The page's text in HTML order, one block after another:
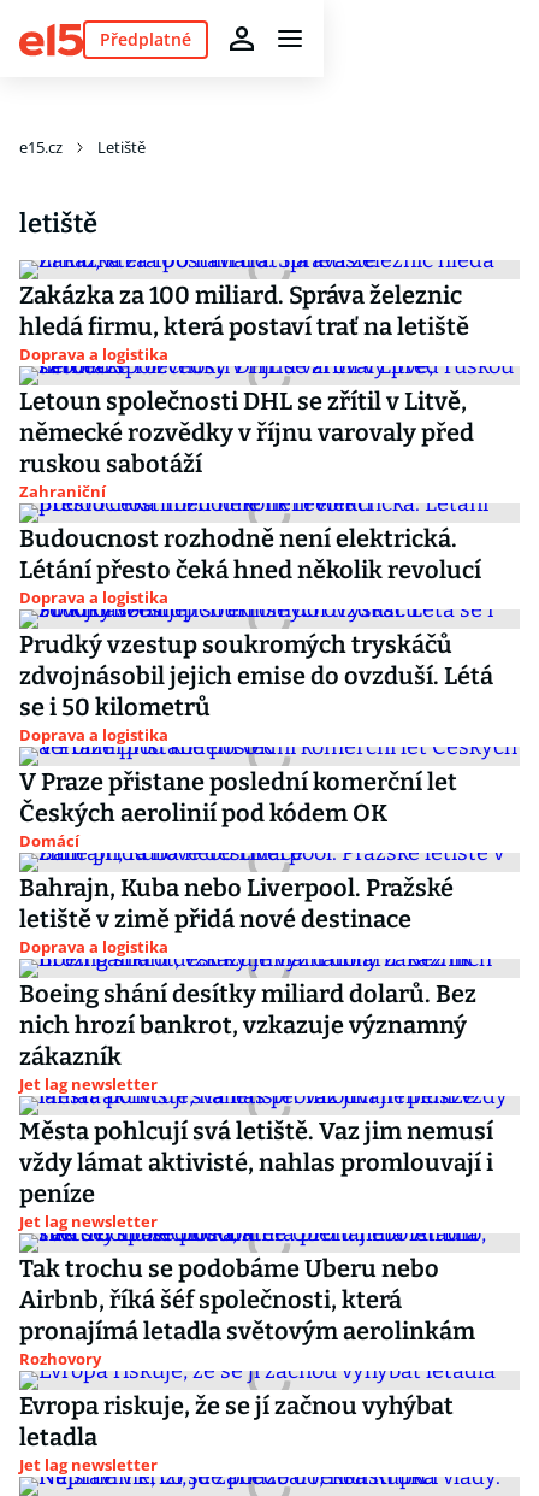
Předplatné
e15.cz Letiště
letiště
Zakázka za 100 miliard. Správa železnic
hledá firmu, která postaví trať na letiště
Doprava a logistika
Letoun společnosti DHL se zřítil v Litvě,
německé rozvědky v říjnu varovaly před
ruskou sabotáží
Zahraniční
Budoucnost rozhodně není elektrická.
Létání přesto čeká hned několik revolucí
Doprava a logistika
Prudký vzestup soukromých tryskáčů
zdvojnásobil jejich emise do ovzduší. Létá
se i 50 kilometrů
Doprava a logistika
V Praze přistane poslední komerční let
Českých aerolinií pod kódem OK
Domácí
Bahrajn, Kuba nebo Liverpool. Pražské
letiště v zimě přidá nové destinace
Doprava a logistika
Boeing shání desítky miliard dolarů. Bez
nich hrozí bankrot, vzkazuje významný
zákazník
Jet lag newsletter
Města pohlcují svá letiště. Vaz jim nemusí
vždy lámat aktivisté, nahlas promlouvají i
peníze
Jet lag newsletter
Tak trochu se podobáme Uberu nebo
Airbnb, říká šéf společnosti, která
pronajímá letadla světovým aerolinkám
Rozhovory
Evropa riskuje, že se jí začnou vyhýbat
letadla
Jet lag newsletter